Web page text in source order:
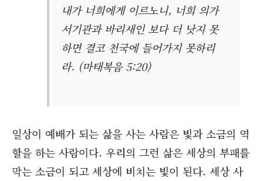
내가 너희에게 이르노니, 너희 의가
서기관과 바리새인 보다 더 낫지 못
하면 결코 천국에 들어가지 못하리
라. (마태복음 5:20)
일상이 예배가 되는 삶을 사는 사람은 빛과 소금의 역
할을 하는 사람이다. 우리의 그런 삶은 세상의 부패를
막는 소금이 되고 세상에 비치는 빛이 된다. 세상 사